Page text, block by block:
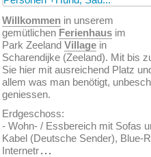
Willkommen in unserem
gemütlichen Ferienhaus im
Park Zeeland Village in
Scharendijke (Zeeland). Mit bis
Sie hier mit ausreichend Platz
allem was man benötigt,
geniessen.
Erdgeschoss:
- Wohn- / Essbereich mit Sofas
Kabel (Deutsche Sender), Blue-
Internetr...